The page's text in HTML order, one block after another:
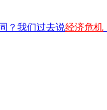
？我们过去说经济危机